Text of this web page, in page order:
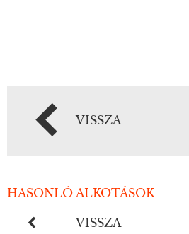
VISSZA
HASONLÓ ALKOTÁSOK
VISSZA